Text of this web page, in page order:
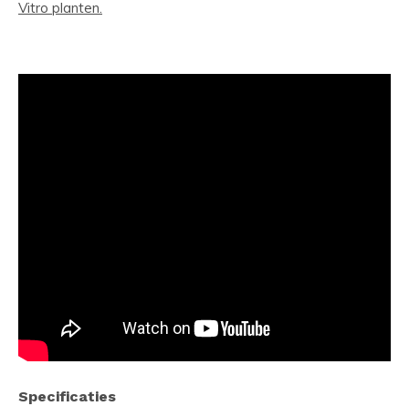
Vitro planten.
Specificaties